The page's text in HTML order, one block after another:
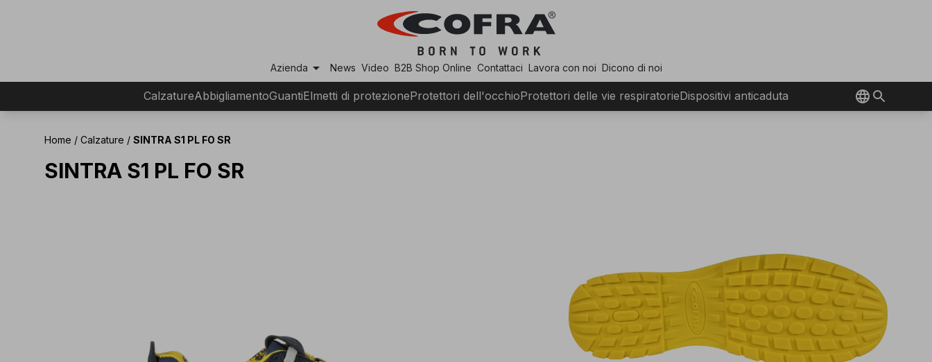
Azienda arrow_drop_down News Video B2B Shop Online Contattaci Lavora con noi Dicono di noi
CalzatureAbbigliamentoGuantiElmetti di protezioneProtettori dell'occhioProtettori delle vie respiratorieDispositivi anticaduta
Home / Calzature / SINTRA S1 PL FO SR
SINTRA S1 PL FO SR